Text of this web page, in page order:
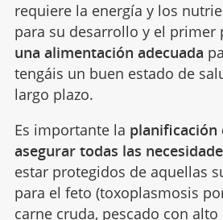
requiere la energía y los
para su desarrollo y el primer
una alimentación adecuada
tengáis un buen estado de
largo plazo.
Es importante la planificación
asegurar todas las
estar protegidos de aquellas
para el feto (toxoplasmosis
carne cruda, pescado con